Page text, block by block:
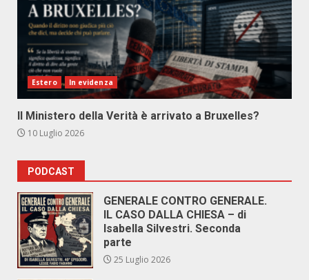
Estero In evidenza
Il Ministero della Verità è arrivato a Bruxelles?
10 Luglio 2026
PODCAST
GENERALE CONTRO GENERALE.
IL CASO DALLA CHIESA – di
Isabella Silvestri. Seconda
parte
25 Luglio 2026